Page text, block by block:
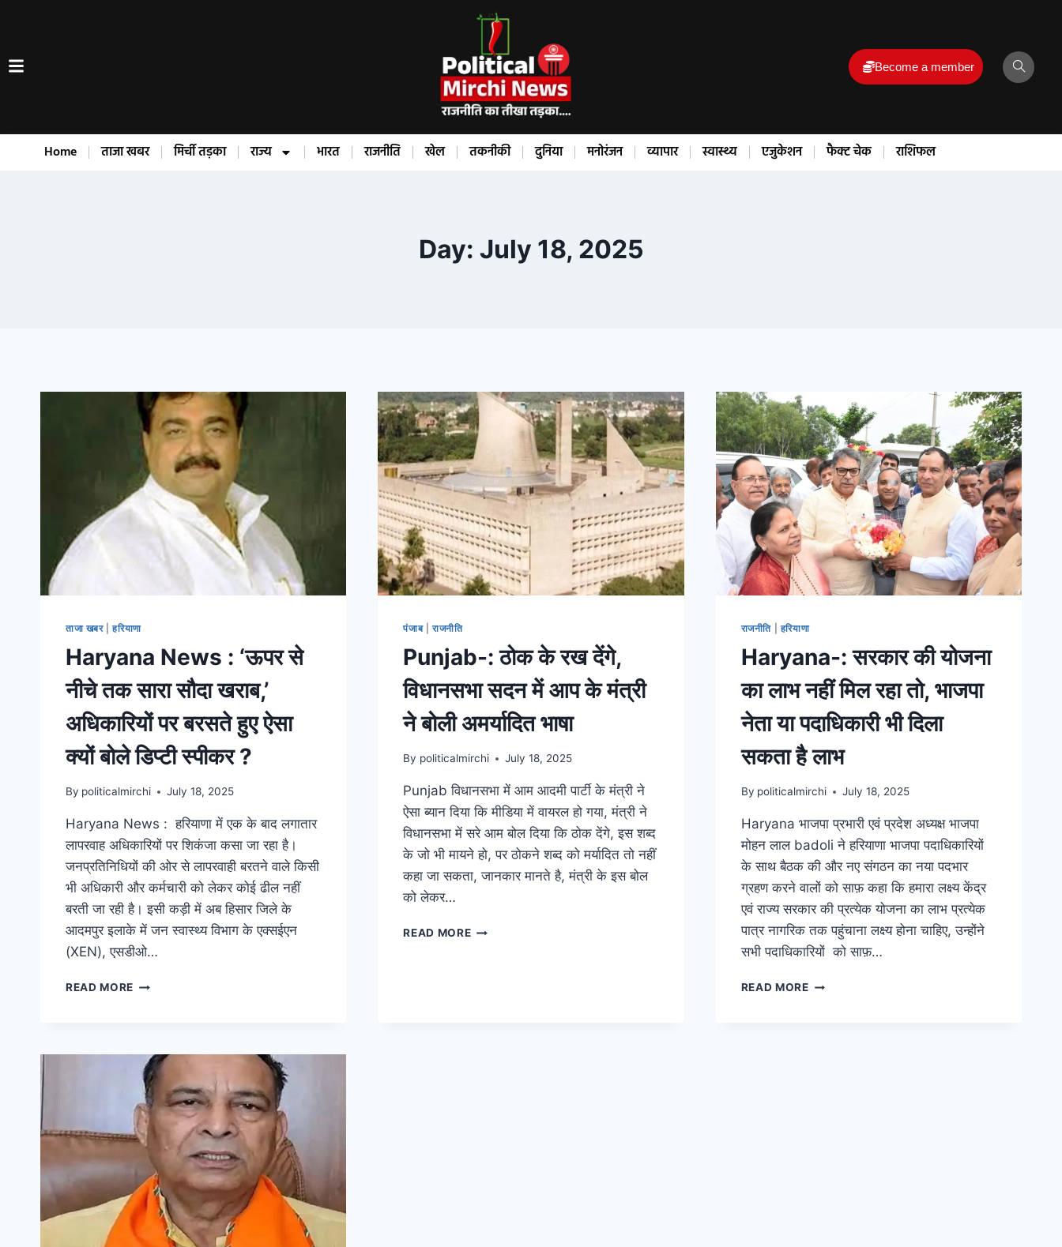
Become a member
Home ताजा खबर मिर्ची तड़का राज्य भारत राजनीति खेल तकनीकी दुनिया मनोरंजन व्यापार स्वास्थ्य एजुकेशन फैक्ट चेक राशिफल
Day: July 18, 2025
ताजा खबर|हरियाणा
Haryana News : ‘ऊपर से
नीचे तक सारा सौदा खराब,’
अधिकारियों पर बरसते हुए ऐसा
क्यों बोले डिप्टी स्पीकर ?
By politicalmirchi July 18, 2025
Haryana News : हरियाणा में एक के बाद लगातार
लापरवाह अधिकारियों पर शिकंजा कसा जा रहा है।
जनप्रतिनिधियों की ओर से लापरवाही बरतने वाले किसी
भी अधिकारी और कर्मचारी को लेकर कोई ढील नहीं
बरती जा रही है। इसी कड़ी में अब हिसार जिले के
आदमपुर इलाके में जन स्वास्थ्य विभाग के एक्सईएन
(XEN), एसडीओ…
READ MORE
पंजाब| राजनीति
Punjab-: ठोक के रख देंगे,
विधानसभा सदन में आप के मंत्री
ने बोली अमर्यादित भाषा
By politicalmirchi July 18, 2025
Punjab विधानसभा में आम आदमी पार्टी के मंत्री ने
ऐसा ब्यान दिया कि मीडिया में वायरल हो गया, मंत्री ने
विधानसभा में सरे आम बोल दिया कि ठोक देंगे, इस शब्द
के जो भी मायने हो, पर ठोकने शब्द को मर्यादित तो नहीं
कहा जा सकता, जानकार मानते है, मंत्री के इस बोल
को लेकर…
READ MORE
राजनीति हरियाणा
Haryana-: सरकार की योजना
का लाभ नहीं मिल रहा तो, भाजपा
नेता या पदाधिकारी भी दिला
सकता है लाभ
By politicalmirchi July 18, 2025
Haryana भाजपा प्रभारी एवं प्रदेश अध्यक्ष भाजपा
मोहन लाल badoli ने हरियाणा भाजपा पदाधिकारियों
के साथ बैठक की और नए संगठन का नया पदभार
ग्रहण करने वालों को साफ़ कहा कि हमारा लक्ष्य केंद्र
एवं राज्य सरकार की प्रत्येक योजना का लाभ प्रत्येक
पात्र नागरिक तक पहुंचाना लक्ष्य होना चाहिए, उन्होंने
सभी पदाधिकारियों को साफ़…
READ MORE